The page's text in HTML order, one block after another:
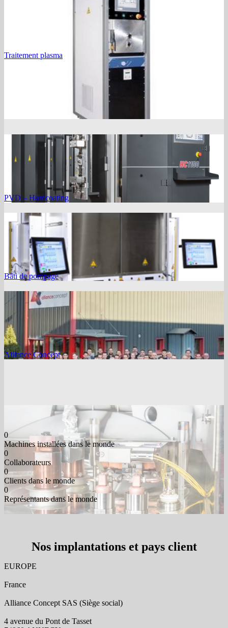
Traitement plasma
PVD – Hardcoating
Bâti de pompage
Alliance Concept
0
Machines installées dans le monde
0
Collaborateurs
0
Clients dans le monde
0
Représentants dans le monde
Nos implantations et pays client
EUROPE
France
Alliance Concept SAS (Siège social)
4 avenue du Pont de Tasset